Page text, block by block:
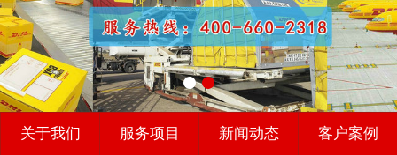
关于我们 服务项目 新闻动态 客户案例